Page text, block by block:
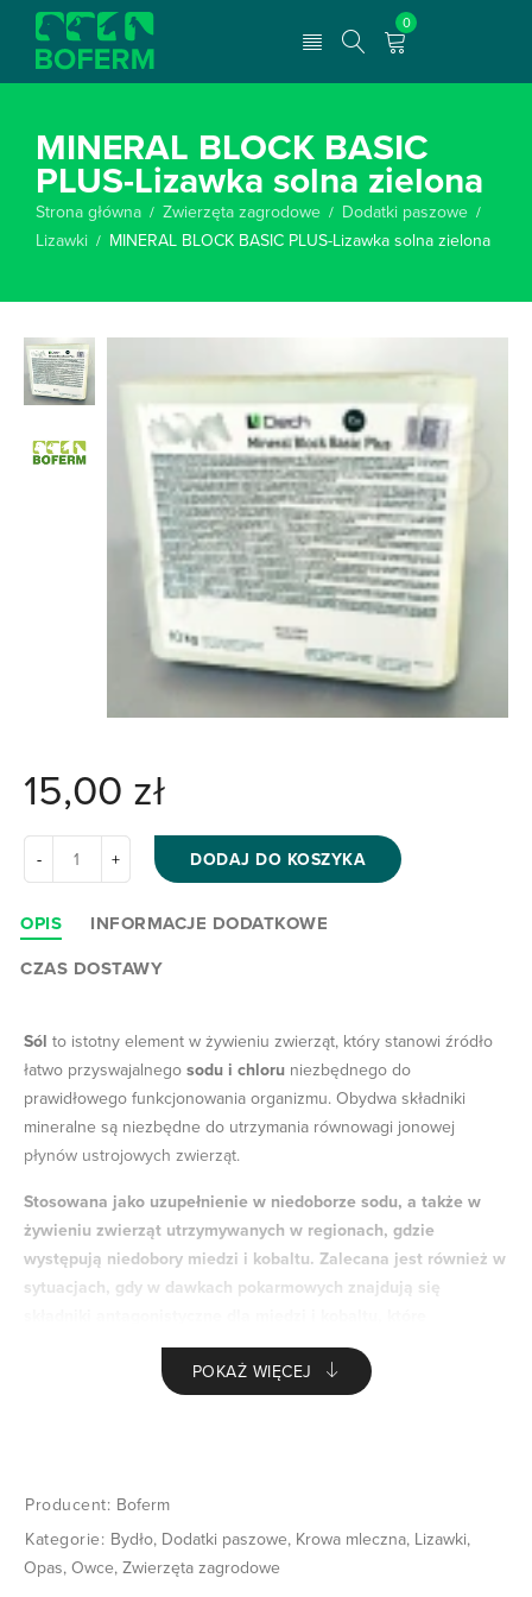
0
MINERAL BLOCK BASIC
PLUS-Lizawka solna zielona
Strona główna / Zwierzęta zagrodowe / Dodatki paszowe /
Lizawki / MINERAL BLOCK BASIC PLUS-Lizawka solna zielona
15,00 zł
DODAJ DO KOSZYKA
OPIS
INFORMACJE DODATKOWE
CZAS DOSTAWY
Sól to istotny element w żywieniu zwierząt, który stanowi źródło
łatwo przyswajalnego sodu i chloru niezbędnego do
prawidłowego funkcjonowania organizmu. Obydwa składniki
mineralne są niezbędne do utrzymania równowagi jonowej
płynów ustrojowych zwierząt.
Stosowana jako uzupełnienie w niedoborze sodu, a także w
żywieniu zwierząt utrzymywanych w regionach, gdzie
występują niedobory miedzi i kobaltu. Zalecana jest również w
sytuacjach, gdy w dawkach pokarmowych znajdują się
utrudniają wchłanianie tych składników z przewodu
Gdy stosowane są pasze o niskiej zawartości sodu oraz
wysokiej zawartości potasu
W okresie lata kiedy znacząca ilość elektrolitów jest tracona
POKAŻ WIĘCEJ
Producent: Boferm
Kategorie: Bydło, Dodatki paszowe, Krowa mleczna, Lizawki,
Opas, Owce, Zwierzęta zagrodowe